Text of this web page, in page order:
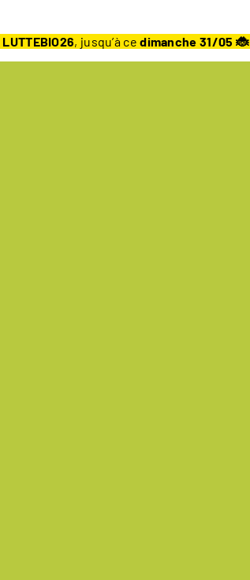
LUTTEBIO26, jusqu’à cedimanche 31/05 🐞